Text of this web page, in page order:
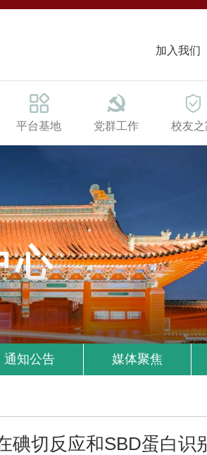
加入我们
平台基地 党群工作 校友之
心
通知公告 媒体聚焦
碘切反应和SBD蛋白识